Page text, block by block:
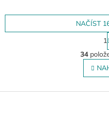
NAČÍST
1
34
Z